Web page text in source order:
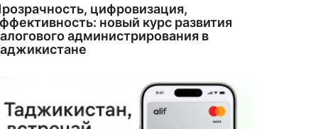
цифровизация,
новый курс развития
администрирования в